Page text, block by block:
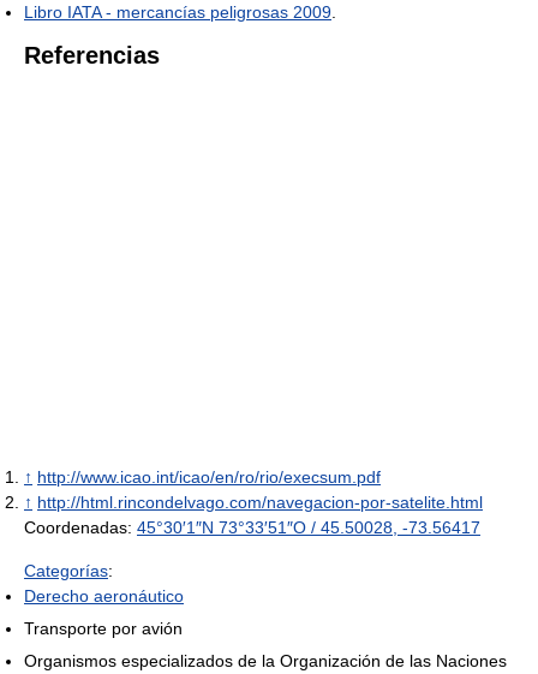
Libro IATA - mercancías peligrosas 2009
Referencias
↑ http://www.icao.int/icao/en/ro/rio/execsum.pdf
↑ http://html.rincondelvago.com/navegacion-por-satelite.html
Coordenadas: 45°30′1″N 73°33′51″O / 45.50028 -73.56417
Categorías:
Derecho aeronáutico
Transporte por avión
Organismos especializados de la Organización de las Naciones